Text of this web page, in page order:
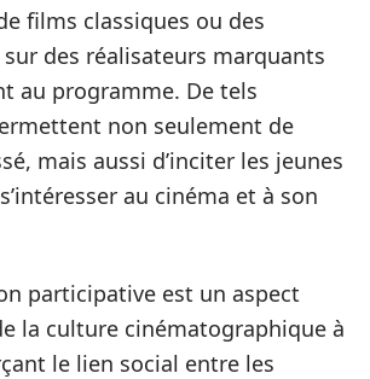
films classiques ou des
des réalisateurs marquants
au programme. De tels
non seulement de
mais aussi d’inciter les jeunes
au cinéma et à son
participative est un aspect
la culture cinématographique à
le lien social entre les